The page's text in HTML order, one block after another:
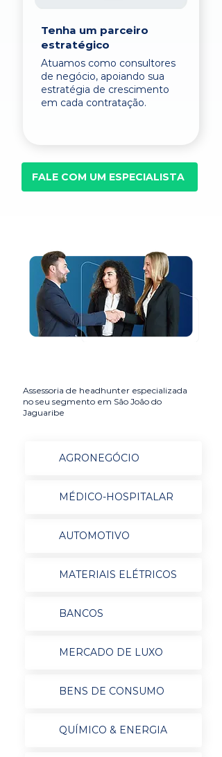
Tenha um parceiro
estratégico
Atuamos como consultores
de negócio, apoiando sua
estratégia de crescimento
em cada contratação.
FALE COM UM ESPECIALISTA
Assessoria de headhunter especializada
no seu segmento em São João do
Jaguaribe
AGRONEGÓCIO
MÉDICO-HOSPITALAR
AUTOMOTIVO
MATERIAIS ELÉTRICOS
BANCOS
MERCADO DE LUXO
BENS DE CONSUMO
QUÍMICO & ENERGIA